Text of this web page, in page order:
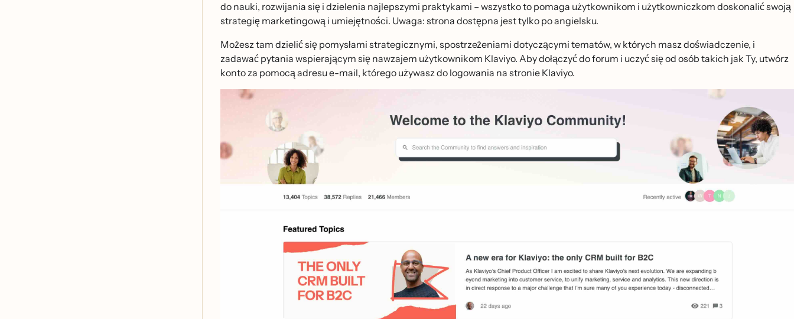
do nauki, rozwijania się i dzielenia najlepszymi praktykami – wszystko to pomaga użytkownikom i użytkowniczkom doskonalić swoją
strategię marketingową i umiejętności. Uwaga: strona dostępna jest tylko po angielsku.
Możesz tam dzielić się pomysłami strategicznymi, spostrzeżeniami dotyczącymi tematów, w których masz doświadczenie, i
zadawać pytania wspierającym się nawzajem użytkownikom Klaviyo. Aby dołączyć do forum i uczyć się od osób takich jak Ty, utwórz
konto za pomocą adresu e-mail, którego używasz do logowania na stronie Klaviyo.